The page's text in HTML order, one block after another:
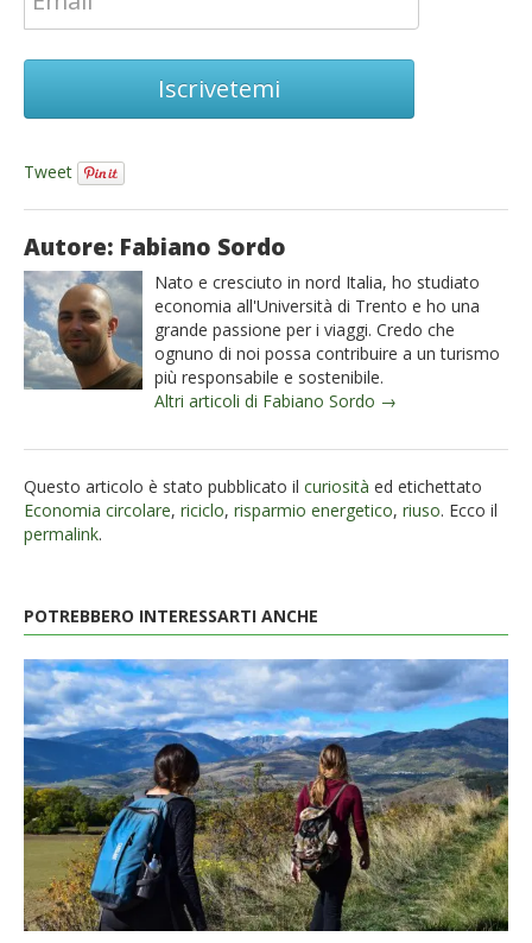
Iscrivetemi
Tweet
Autore: Fabiano Sordo
Nato e cresciuto in nord Italia, ho studiato
economia all'Università di Trento e ho una
grande passione per i viaggi. Credo che
ognuno di noi possa contribuire a un turismo
più responsabile e sostenibile.
Altri articoli di Fabiano Sordo →
Questo articolo è stato pubblicato il curiosità ed etichettato
Economia circolare, riciclo, risparmio energetico, riuso. Ecco il
permalink.
POTREBBERO INTERESSARTI ANCHE